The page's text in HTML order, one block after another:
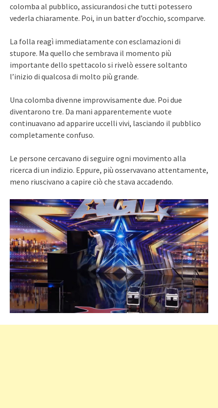
colomba al pubblico, assicurandosi che tutti potessero
vederla chiaramente. Poi, in un batter d’occhio, scomparve.
La folla reagì immediatamente con esclamazioni di
stupore. Ma quello che sembrava il momento più
importante dello spettacolo si rivelò essere soltanto
l’inizio di qualcosa di molto più grande.
Una colomba divenne improvvisamente due. Poi due
diventarono tre. Da mani apparentemente vuote
continuavano ad apparire uccelli vivi, lasciando il pubblico
completamente confuso.
Le persone cercavano di seguire ogni movimento alla
ricerca di un indizio. Eppure, più osservavano attentamente,
meno riuscivano a capire ciò che stava accadendo.